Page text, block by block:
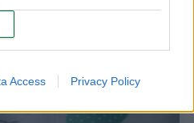
Access Privacy Policy